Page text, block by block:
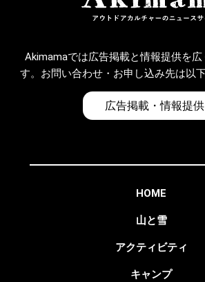
Akimamaでは広告掲載と情報提供を広
す。お問い合わせ・お申し込み先は以
広告掲載・情報提供
HOME
山と雪
アクティビティ
キャンプ